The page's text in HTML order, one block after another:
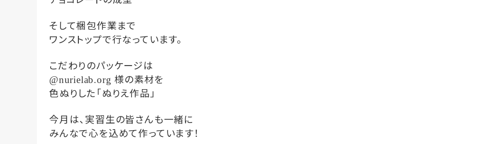
そして梱包作業まで
ワンストップで行なっています。
こだわりのパッケージは
@nurielab.org 様の素材を
色ぬりした「ぬりえ作品」
今月は、実習生の皆さんも一緒に
みんなで心を込めて作っています！